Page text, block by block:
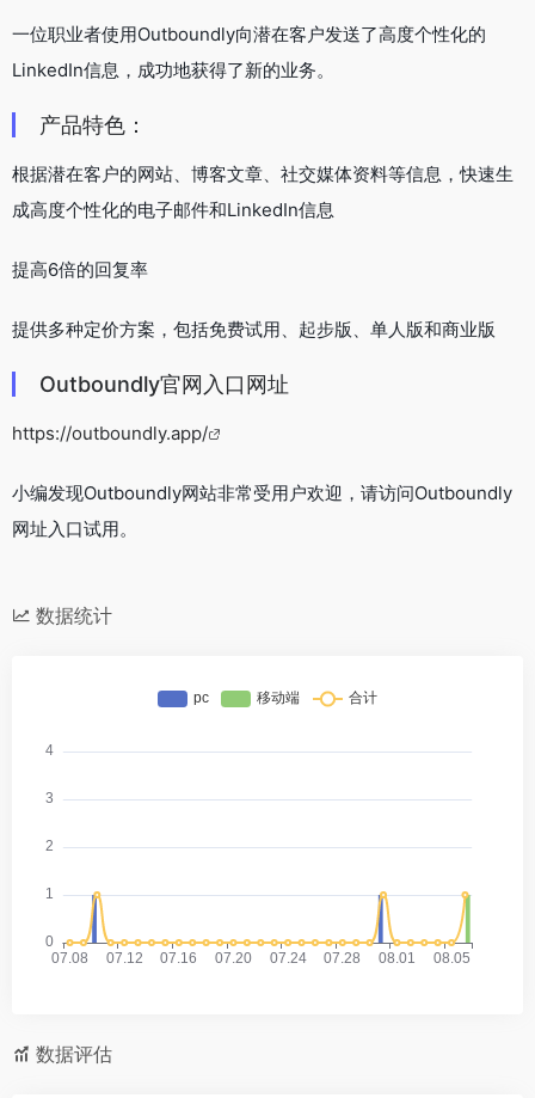
一位职业者使用Outboundly向潜在客户发送了高度个性化的
LinkedIn信息，成功地获得了新的业务。
产品特色：
根据潜在客户的网站、博客文章、社交媒体资料等信息，快速生
成高度个性化的电子邮件和LinkedIn信息
提高6倍的回复率
提供多种定价方案，包括免费试用、起步版、单人版和商业版
Outboundly官网入口网址
https://outboundly.app/
小编发现Outboundly网站非常受用户欢迎，请访问Outboundly
网址入口试用。
数据统计
数据评估